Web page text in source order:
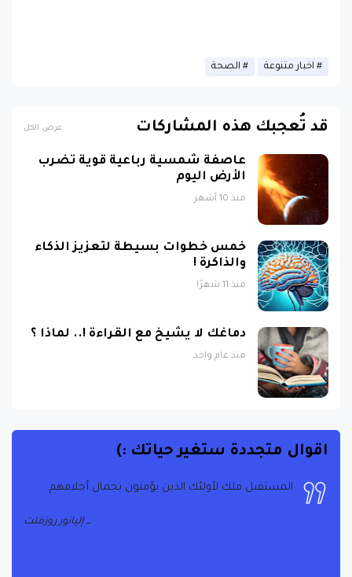
اخبار متنوعة الصحة
قد تُعجبك هذه المشاركات عرض الكل
عاصفة شمسية رباعية قوية تضرب
الأرض اليوم
منذ 10 أشهر
خمس خطوات بسيطة لتعزيز الذكاء
والذاكرة !
منذ 11 شهرًا
دماغك لا يشيخ مع القراءة !.. لماذا ؟
منذ عام واحد
اقوال متجددة ستغير حياتك :)
المستقبل ملك لأولئك الذين يؤمنون بجمال أحلامهم.
إليانور روزفلت